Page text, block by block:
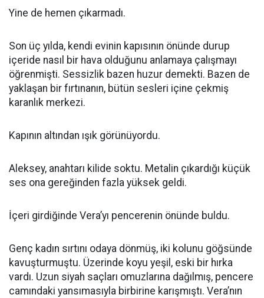
Yine de hemen çıkarmadı.
Son üç yılda, kendi evinin kapısının önünde durup
içeride nasıl bir hava olduğunu anlamaya çalışmayı
öğrenmişti. Sessizlik bazen huzur demekti. Bazen de
yaklaşan bir fırtınanın, bütün sesleri içine çekmiş
karanlık merkezi.
Kapının altından ışık görünüyordu.
Aleksey, anahtarı kilide soktu. Metalin çıkardığı küçük
ses ona gereğinden fazla yüksek geldi.
İçeri girdiğinde Vera’yı pencerenin önünde buldu.
Genç kadın sırtını odaya dönmüş, iki kolunu göğsünde
kavuşturmuştu. Üzerinde koyu yeşil, eski bir hırka
vardı. Uzun siyah saçları omuzlarına dağılmış, pencere
camındaki yansımasıyla birbirine karışmıştı. Vera’nın